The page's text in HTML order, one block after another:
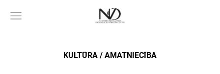
KULTŪRA / AMATNIECĪBA